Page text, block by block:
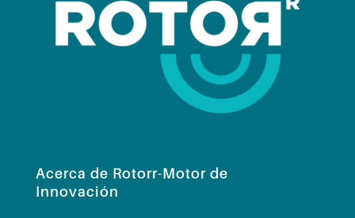
Acerca de Rotorr-Motor de
Innovación